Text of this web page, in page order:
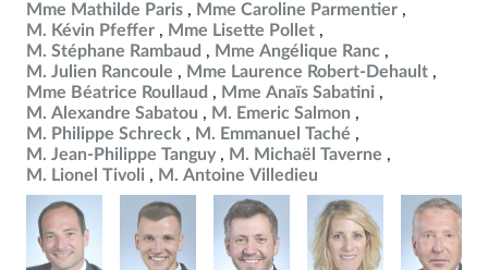
Mme Mathilde Paris
Mme Caroline Parmentier
M. Kévin Pfeffer
Mme Lisette Pollet
M. Stéphane Rambaud
Mme Angélique Ranc
M. Julien Rancoule
Mme Laurence Robert-Dehault
Mme Béatrice Roullaud
Mme Anaïs Sabatini
M. Alexandre Sabatou
M. Emeric Salmon
M. Philippe Schreck
M. Emmanuel Taché
M. Jean-Philippe Tanguy
M. Michaël Taverne
M. Lionel Tivoli
M. Antoine Villedieu